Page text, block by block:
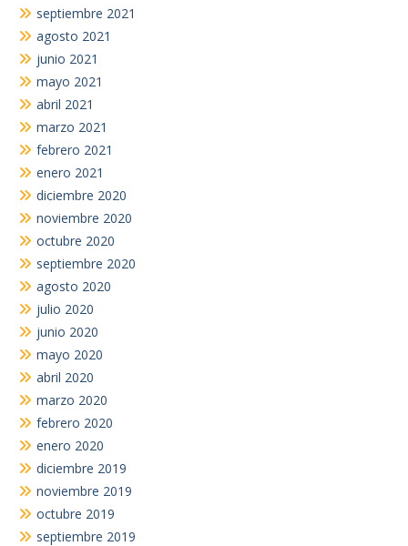
septiembre 2021
agosto 2021
junio 2021
mayo 2021
abril 2021
marzo 2021
febrero 2021
enero 2021
diciembre 2020
noviembre 2020
octubre 2020
septiembre 2020
agosto 2020
julio 2020
junio 2020
mayo 2020
abril 2020
marzo 2020
febrero 2020
enero 2020
diciembre 2019
noviembre 2019
octubre 2019
septiembre 2019